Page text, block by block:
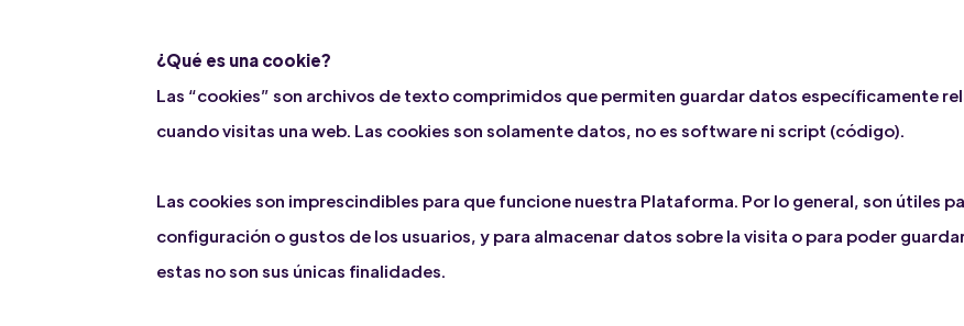
¿Qué es una cookie?
Las “cookies” son archivos de texto comprimidos que permiten guardar datos específicamente
cuando visitas una web. Las cookies son solamente datos, no es software ni script (código).
Las cookies son imprescindibles para que funcione nuestra Plataforma. Por lo general, son útiles
configuración o gustos de los usuarios, y para almacenar datos sobre la visita o para poder
estas no son sus únicas finalidades.